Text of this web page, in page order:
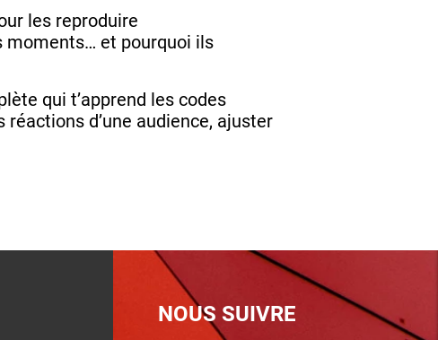
les reproduire
moments… et pourquoi ils
qui t’apprend les codes
d’une audience, ajuster
NOUS SUIVRE